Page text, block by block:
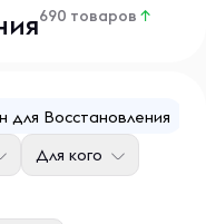
690 товаров ↑
для Восстановления
Для кого